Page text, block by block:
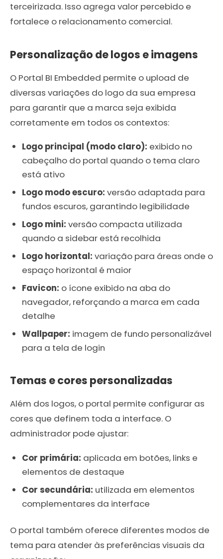
terceirizada. Isso agrega valor percebido e
fortalece o relacionamento comercial.
Personalização de logos e imagens
O Portal BI Embedded permite o upload de
diversas variações do logo da sua empresa
para garantir que a marca seja exibida
corretamente em todos os contextos:
Logo principal (modo claro): exibido no
cabeçalho do portal quando o tema claro
está ativo
Logo modo escuro: versão adaptada para
fundos escuros, garantindo legibilidade
Logo mini: versão compacta utilizada
quando a sidebar está recolhida
Logo horizontal: variação para áreas onde o
espaço horizontal é maior
Favicon: o ícone exibido na aba do
navegador, reforçando a marca em cada
detalhe
Wallpaper: imagem de fundo personalizável
para a tela de login
Temas e cores personalizadas
Além dos logos, o portal permite configurar as
cores que definem toda a interface. O
administrador pode ajustar:
Cor primária: aplicada em botões, links e
elementos de destaque
Cor secundária: utilizada em elementos
complementares da interface
O portal também oferece diferentes modos de
tema para atender às preferências visuais da